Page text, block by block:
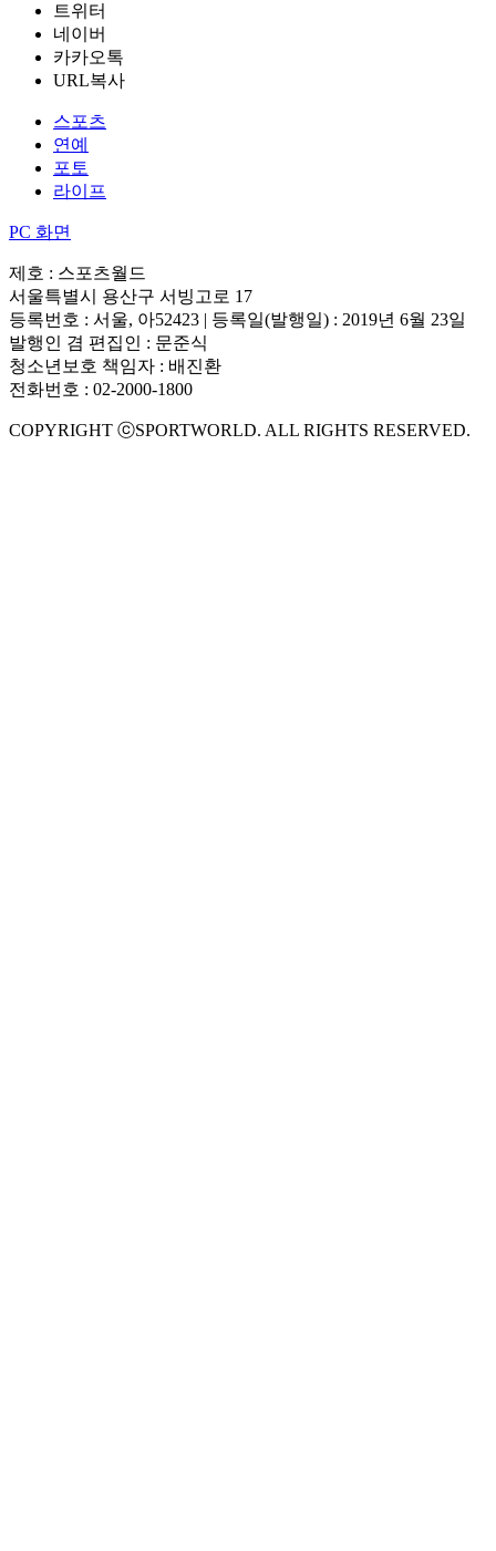
트위터
네이버
카카오톡
URL복사
스포츠
연예
포토
라이프
PC 화면
제호 : 스포츠월드
서울특별시 용산구 서빙고로 17
등록번호 : 서울, 아52423 | 등록일(발행일) : 2019년 6월 23일
발행인 겸 편집인 : 문준식
청소년보호 책임자 : 배진환
전화번호 : 02-2000-1800
COPYRIGHT ⓒSPORTWORLD. ALL RIGHTS RESERVED.